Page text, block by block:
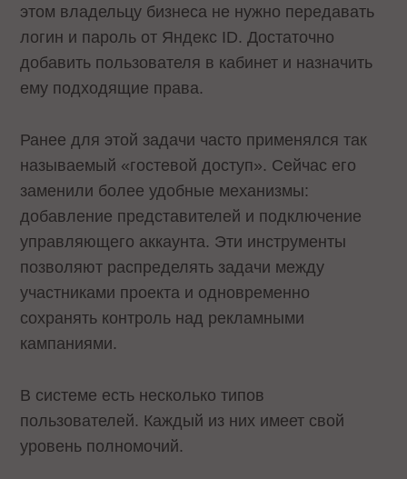
этом владельцу бизнеса не нужно передавать
логин и пароль от Яндекс ID. Достаточно
добавить пользователя в кабинет и назначить
ему подходящие права.
Ранее для этой задачи часто применялся так
называемый «гостевой доступ». Сейчас его
заменили более удобные механизмы:
добавление представителей и подключение
управляющего аккаунта. Эти инструменты
позволяют распределять задачи между
участниками проекта и одновременно
сохранять контроль над рекламными
кампаниями.
В системе есть несколько типов
пользователей. Каждый из них имеет свой
уровень полномочий.